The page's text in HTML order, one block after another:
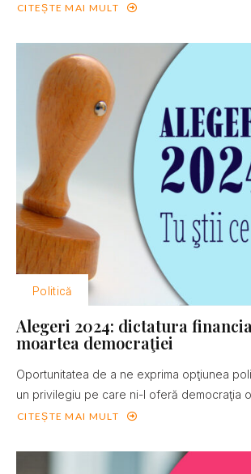
CITEȘTE MAI MULT
Politică
Alegeri 2024: dictatura
moartea democraţiei
Oportunitatea de a ne exprima opţiunea
un privilegiu pe care ni-l oferă democraţia
CITEȘTE MAI MULT